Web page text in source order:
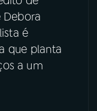
é
que planta
a um